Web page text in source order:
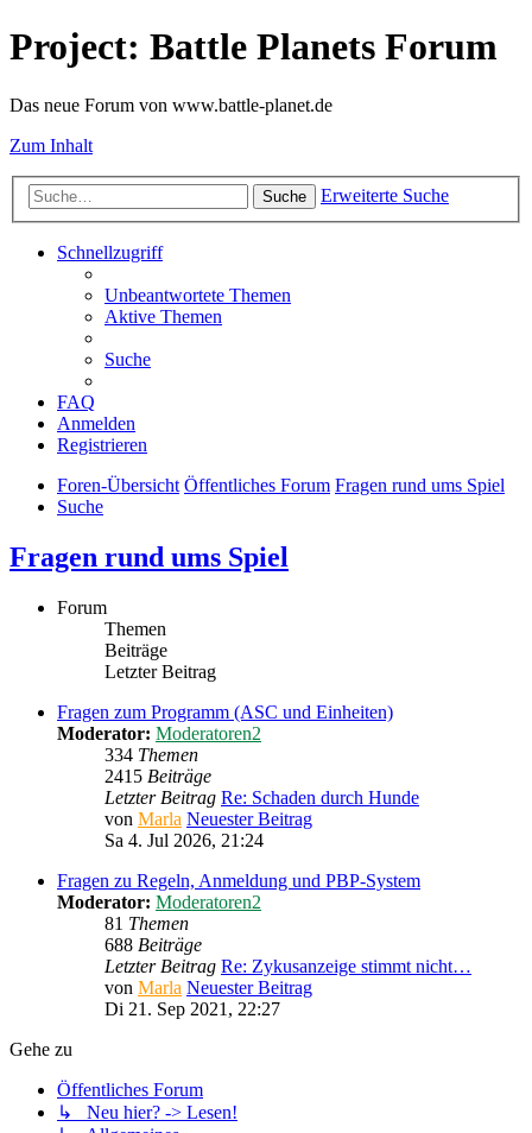
Project: Battle Planets Forum
Das neue Forum von www.battle-planet.de
Zum Inhalt
Suche Erweiterte Suche
Schnellzugriff
Unbeantwortete Themen
Aktive Themen
Suche
FAQ
Anmelden
Registrieren
Foren-Übersicht Öffentliches Forum Fragen rund ums Spiel
Suche
Fragen rund ums Spiel
Forum
Themen
Beiträge
Letzter Beitrag
Fragen zum Programm (ASC und Einheiten)
Moderator: Moderatoren2
334 Themen
2415 Beiträge
Letzter Beitrag Re: Schaden durch Hunde
von Marla Neuester Beitrag
Sa 4. Jul 2026, 21:24
Fragen zu Regeln, Anmeldung und PBP-System
Moderator: Moderatoren2
81 Themen
688 Beiträge
Letzter Beitrag Re: Zykusanzeige stimmt nicht…
von Marla Neuester Beitrag
Di 21. Sep 2021, 22:27
Gehe zu
Öffentliches Forum
↳ Neu hier? -> Lesen!